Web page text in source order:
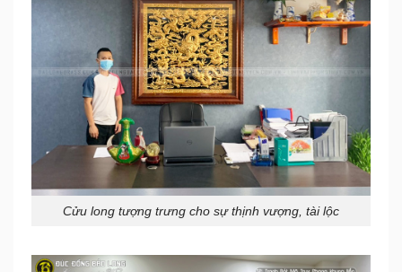
Cửu long tượng trưng cho sự thịnh vượng, tài lộc